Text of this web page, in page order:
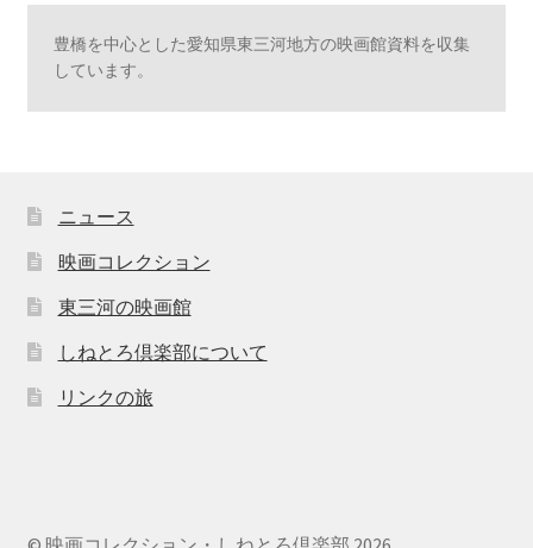
豊橋を中心とした愛知県東三河地方の映画館資料を収集
しています。
ニュース
映画コレクション
東三河の映画館
しねとろ倶楽部について
リンクの旅